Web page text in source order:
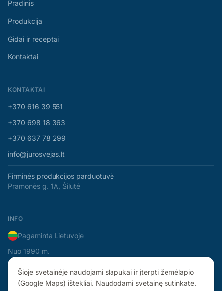
Pradinis
Produkcija
Gidai ir receptai
Kontaktai
KONTAKTAI
+370 616 39 551
+370 698 18 363
+370 637 78 299
info@jurosvejas.lt
Firminės produkcijos parduotuvė
Pramonės g. 1A, Šilutė
INFO
Pagaminta Lietuvoje
Nuo 1990 m.
Šioje svetainėje naudojami slapukai ir įterpti žemėlapio
(Google Maps) ištekliai. Naudodami svetainę sutinkate.